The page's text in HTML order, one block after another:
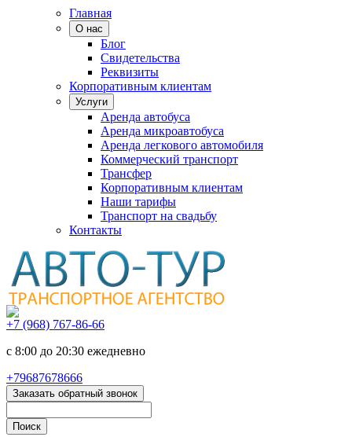
Главная
О нас
Блог
Свидетельства
Реквизиты
Корпоративным клиентам
Услуги
Аренда автобуса
Аренда микроавтобуса
Аренда легкового автомобиля
Коммерческий транспорт
Трансфер
Корпоративным клиентам
Наши тарифы
Транспорт на свадьбу
Контакты
+7 (968) 767-86-66
с 8:00 до 20:30 ежедневно
+79687678666
Заказать обратный звонок